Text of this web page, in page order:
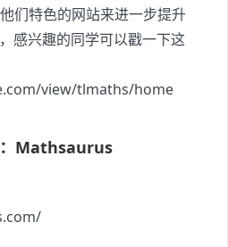
们特色的网站来进一步提升
感兴趣的同学可以戳一下这
view/tlmaths/home
：Mathsaurus